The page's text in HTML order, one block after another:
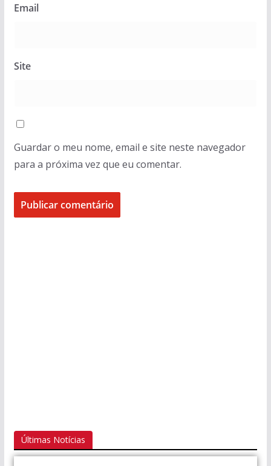
Email
Site
Guardar o meu nome, email e site neste navegador
para a próxima vez que eu comentar.
Últimas Notícias